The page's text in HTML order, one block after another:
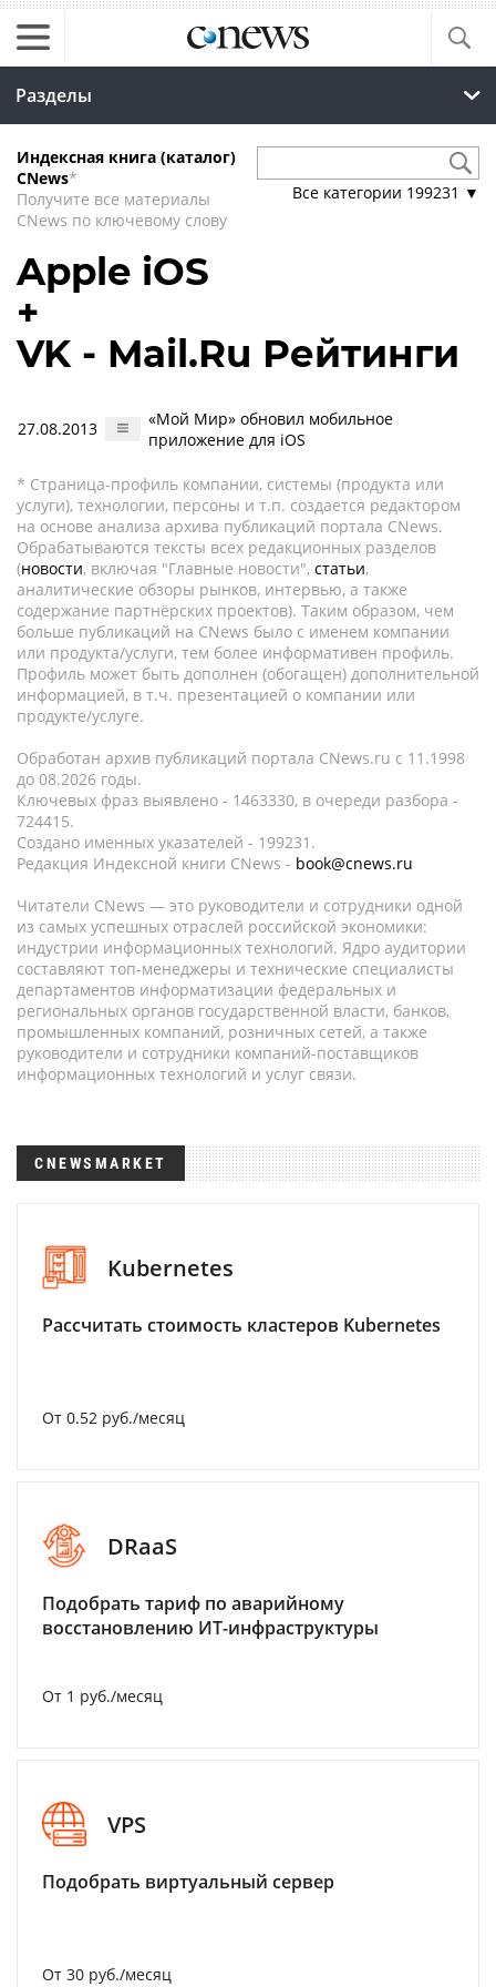
Разделы
Индексная книга (каталог)
CNews*
Получите все материалы
CNews по ключевому слову
Все категории 199231 ▼
Apple iOS
+
VK - Mail.Ru Рейтинги
27.08.2013
«Мой Мир» обновил мобильное
приложение для iOS
* Страница-профиль компании, системы (продукта или
услуги), технологии, персоны и т.п. создается редактором
на основе анализа архива публикаций портала CNews.
Обрабатываются тексты всех редакционных разделов
(новости, включая "Главные новости", статьи,
аналитические обзоры рынков, интервью, а также
содержание партнёрских проектов). Таким образом, чем
больше публикаций на CNews было с именем компании
или продукта/услуги, тем более информативен профиль.
Профиль может быть дополнен (обогащен) дополнительной
информацией, в т.ч. презентацией о компании или
продукте/услуге.
Обработан архив публикаций портала CNews.ru c 11.1998
до 08.2026 годы.
Ключевых фраз выявлено - 1463330, в очереди разбора -
724415.
Создано именных указателей - 199231.
Редакция Индексной книги CNews - book@cnews.ru
Читатели CNews — это руководители и сотрудники одной
из самых успешных отраслей российской экономики:
индустрии информационных технологий. Ядро аудитории
составляют топ-менеджеры и технические специалисты
департаментов информатизации федеральных и
региональных органов государственной власти, банков,
промышленных компаний, розничных сетей, а также
руководители и сотрудники компаний-поставщиков
информационных технологий и услуг связи.
CNEWSMARKET
Kubernetes
Рассчитать стоимость кластеров Kubernetes
От 0.52 руб./месяц
DRaaS
Подобрать тариф по аварийному
восстановлению ИТ-инфраструктуры
От 1 руб./месяц
VPS
Подобрать виртуальный сервер
От 30 руб./месяц